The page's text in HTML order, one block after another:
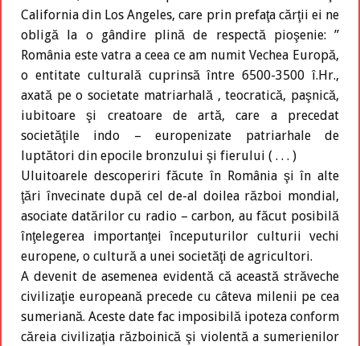
California din Los Angeles, care prin prefaţa cărţii ei ne
obligă la o gândire plină de respectă pioşenie: ’’
România este vatra a ceea ce am numit Vechea Europă,
o entitate culturală cuprinsă între 6500-3500 î.Hr.,
axată pe o societate matriarhală , teocratică, paşnică,
iubitoare şi creatoare de artă, care a precedat
societăţile indo – europenizate patriarhale de
luptători din epocile bronzului şi fierului ( . . . )
Uluitoarele descoperiri făcute în România şi în alte
ţări învecinate după cel de-al doilea război mondial,
asociate datărilor cu radio – carbon, au făcut posibilă
înţelegerea importanţei începuturilor culturii vechi
europene, o cultură a unei societăţi de agricultori.
A devenit de asemenea evidentă că această străveche
civilizaţie europeană precede cu câteva milenii pe cea
sumeriană. Aceste date fac imposibilă ipoteza conform
căreia civilizaţia războinică şi violentă a sumerienilor